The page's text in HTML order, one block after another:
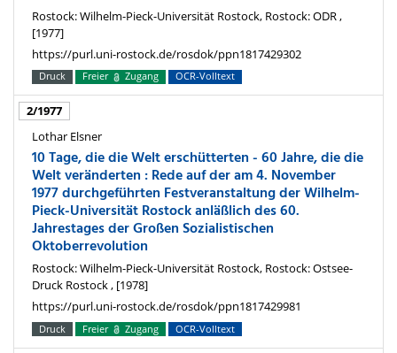
Rostock: Wilhelm-Pieck-Universität Rostock, Rostock: ODR ,
[1977]
https://purl.uni-rostock.de/rosdok/ppn1817429302
Druck Freier Zugang OCR-Volltext
2/1977
Lothar Elsner
10 Tage, die die Welt erschütterten - 60 Jahre, die die
Welt veränderten : Rede auf der am 4. November
1977 durchgeführten Festveranstaltung der Wilhelm-
Pieck-Universität Rostock anläßlich des 60.
Jahrestages der Großen Sozialistischen
Oktoberrevolution
Rostock: Wilhelm-Pieck-Universität Rostock, Rostock: Ostsee-
Druck Rostock , [1978]
https://purl.uni-rostock.de/rosdok/ppn1817429981
Druck Freier Zugang OCR-Volltext